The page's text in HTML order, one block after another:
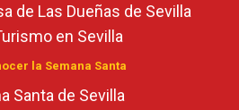
de Las Dueñas de Sevilla
en Sevilla
la Semana Santa
Santa de Sevilla